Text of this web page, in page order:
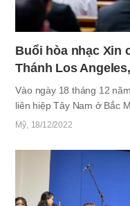
Buổi hòa nhạc Xin
Thánh Los
Vào ngày 18 tháng 12
liên hiệp Tây Nam ở Bắc
lòng cảm ơn đối với các
động phụng sự trong hơn
thánh đồ của 10 Hội
Fresno, Sunland, quận
thuộc bang Nevada và
​Mỹ 18/12/2022